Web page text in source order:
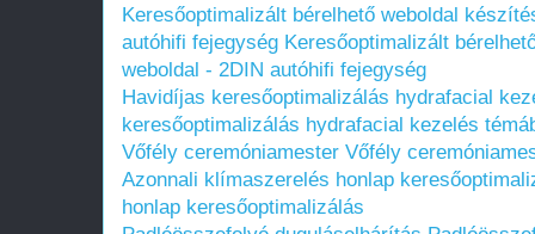
Keresőoptimalizált bérelhető weboldal
autóhifi fejegység Keresőoptimalizált
weboldal - 2DIN autóhifi fejegység
Havidíjas keresőoptimalizálás hydrafacial
keresőoptimalizálás hydrafacial kezelés
Vőfély ceremóniamester Vőfély
Azonnali klímaszerelés honlap
honlap keresőoptimalizálás